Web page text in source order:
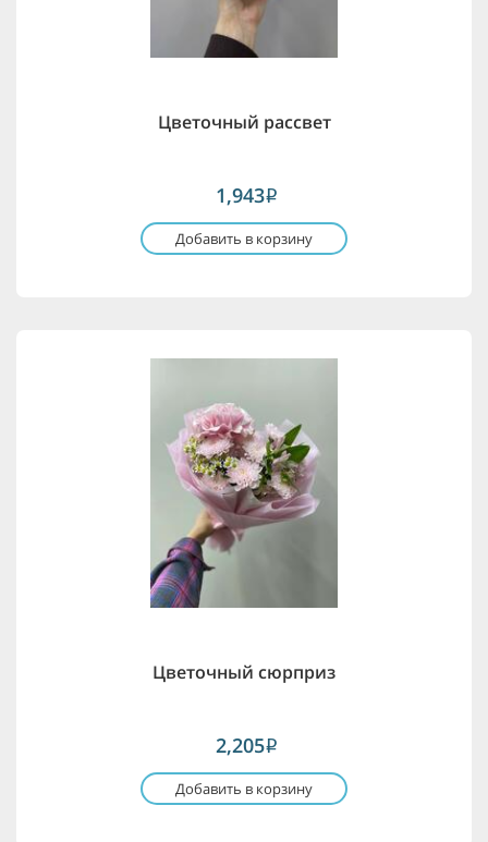
Цветочный рассвет
1,943i
Добавить в корзину
Цветочный сюрприз
2,205i
Добавить в корзину